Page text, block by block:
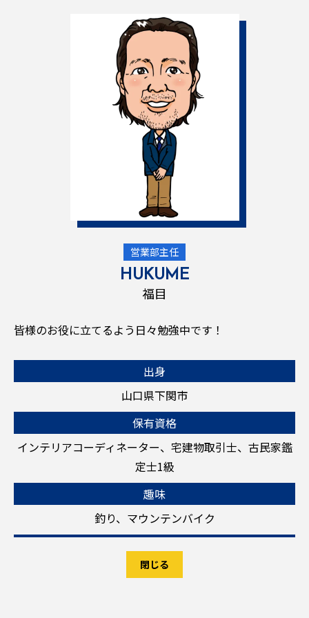
営業部主任
HUKUME
福目
皆様のお役に立てるよう日々勉強中です！
出身
山口県下関市
保有資格
インテリアコーディネーター、宅建物取引士、古民家鑑
定士1級
趣味
釣り、マウンテンバイク
閉じる